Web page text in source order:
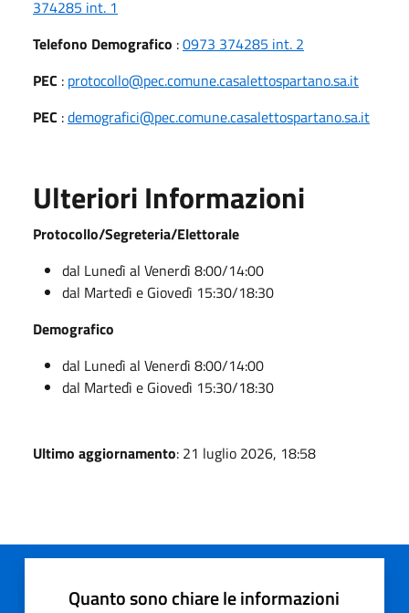
374285 int. 1
Telefono Demografico :0973 374285 int. 2
PEC : protocollo@pec.comune.casalettospartano.sa.it
PEC :demografici@pec.comune.casalettospartano.sa.it
Ulteriori Informazioni
Protocollo/Segreteria/Elettorale
dal Lunedì al Venerdì 8:00/14:00
dal Martedì e Giovedì 15:30/18:30
Demografico
dal Lunedì al Venerdì 8:00/14:00
dal Martedì e Giovedì 15:30/18:30
Ultimo aggiornamento: 21 luglio 2026, 18:58
Quanto sono chiare le informazioni